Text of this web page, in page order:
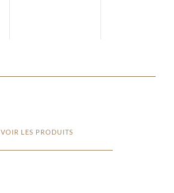
VOIR LES PRODUITS